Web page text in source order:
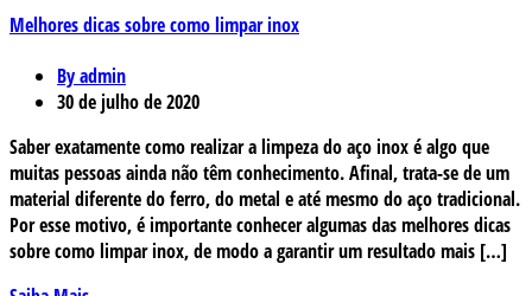
Melhores dicas sobre como limpar inox
By admin
30 de julho de 2020
Saber exatamente como realizar a limpeza do aço inox é algo que
muitas pessoas ainda não têm conhecimento. Afinal, trata-se de um
material diferente do ferro, do metal e até mesmo do aço tradicional.
Por esse motivo, é importante conhecer algumas das melhores dicas
sobre como limpar inox, de modo a garantir um resultado mais […]